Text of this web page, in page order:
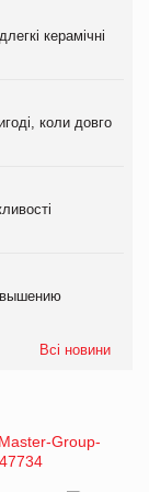
керамічні
коли довго
Всі новини